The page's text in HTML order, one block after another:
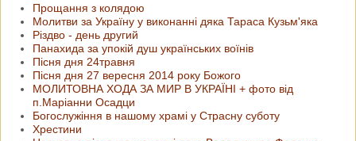
Прощання з колядою
Молитви за Україну у виконанні дяка Тараса Кузьм'яка
Різдво - день другий
Панахида за упокій душ українських воїнів
Пісня дня 24травня
Пісня дня 27 вересня 2014 року Божого
МОЛИТОВНА ХОДА ЗА МИР В УКРАЇНІ + фото від
п.Маріанни Осадци
Богослужіння в нашому храмі у Страсну суботу
Хрестини